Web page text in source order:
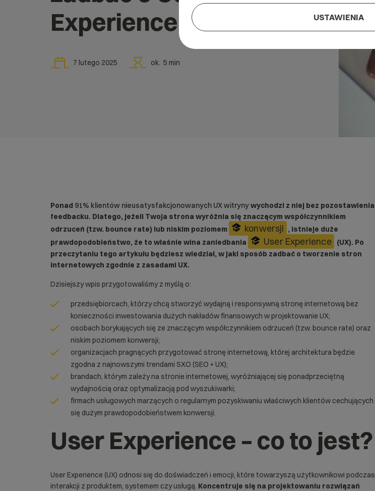
Experience (UX)?
7 lutego 2025 ok. 5 min
Ponad 91% klientów nieusatysfakcjonowanych UX witrynywychodzi z niej bez pozostawienia
feedbacku. Dlatego, jeżeli Twoja strona wyróżnia się znaczącym współczynnikiem
odrzuceń (tzw. bounce rate) lub niskim poziomem
konwersji , istnieje duże
prawdopodobieństwo, że to właśnie wina zaniedbania
User Experience
(UX). Po
przeczytaniu tego artykułu będziesz wiedział, w jaki sposób zadbać o tworzenie stron
internetowych zgodnie z zasadami UX.
Dzisiejszy wpis przygotowaliśmy z myślą o:
przedsiębiorcach, którzy chcą stworzyć wydajną i responsywną stronę internetową bez
konieczności inwestowania dużych nakładów finansowych w projektowanie UX;
osobach borykających się ze znaczącym współczynnikiem odrzuceń (tzw. bounce rate) oraz
niskim poziomem konwersji;
organizacjach pragnących przygotować stronę internetową, której architektura będzie
zgodna z najnowszymi trendami SXO (SEO + UX);
brandach, którym zależy na stronie internetowej, wyróżniającej się ponadprzeciętną
wydajnością oraz optymalizacją pod wyszukiwarki;
firmach usługowych marzących o regularnym pozyskiwaniu właściwych klientów cechujących
się dużym prawdopodobieństwem konwersji.
User Experience – co to jest?
User Experience (UX) odnosi się do doświadczeń i emocji, które towarzyszą użytkownikowi podczas
interakcji z produktem, systemem czy usługą. Koncentruje się na projektowaniu rozwiązań
USTAWIENIA